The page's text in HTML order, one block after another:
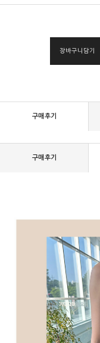
장바구니담기
구매후기
구매후기